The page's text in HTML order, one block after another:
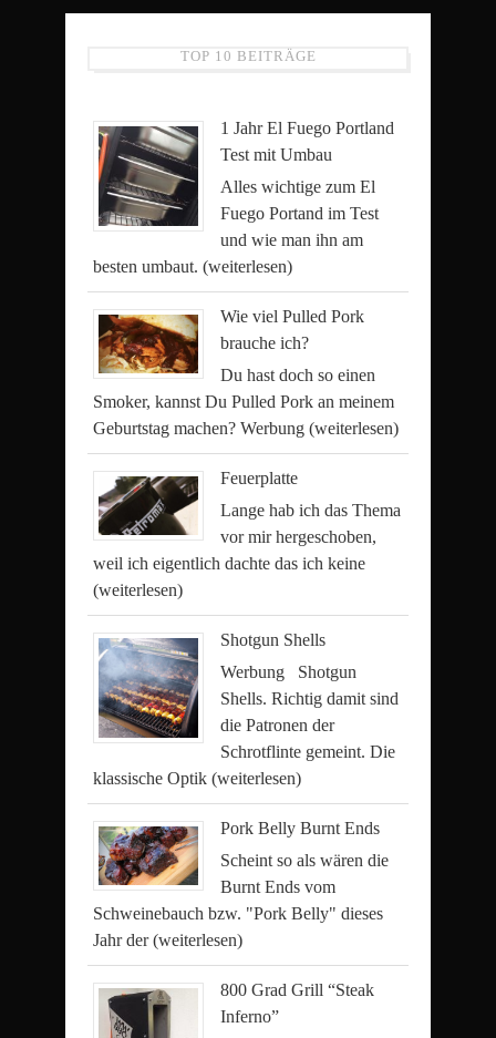
TOP 10 BEITRÄGE
1 Jahr El Fuego Portland
Test mit Umbau
Alles wichtige zum El
Fuego Portand im Test
und wie man ihn am
besten umbaut. (weiterlesen)
Wie viel Pulled Pork
brauche ich?
Du hast doch so einen
Smoker, kannst Du Pulled Pork an meinem
Geburtstag machen? Werbung (weiterlesen)
Feuerplatte
Lange hab ich das Thema
vor mir hergeschoben,
weil ich eigentlich dachte das ich keine
(weiterlesen)
Shotgun Shells
Werbung Shotgun
Shells. Richtig damit sind
die Patronen der
Schrotflinte gemeint. Die
klassische Optik (weiterlesen)
Pork Belly Burnt Ends
Scheint so als wären die
Burnt Ends vom
Schweinebauch bzw. "Pork Belly" dieses
Jahr der(weiterlesen)
800 Grad Grill “Steak
Inferno”